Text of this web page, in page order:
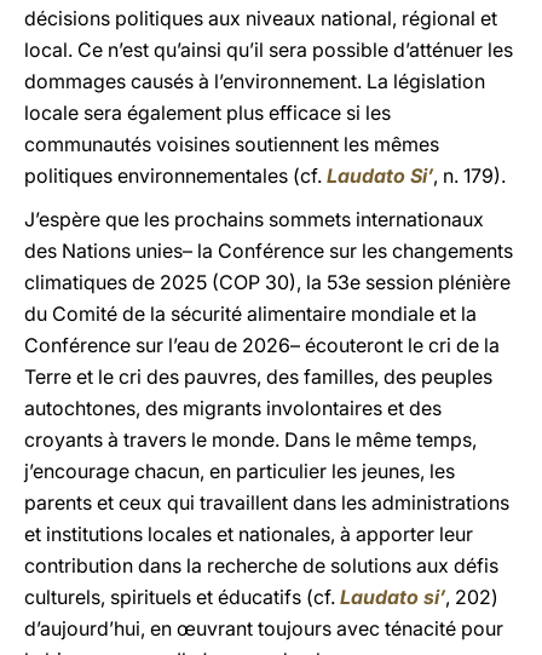
décisions politiques aux niveaux national, régional et
local. Ce n’est qu’ainsi qu’il sera possible d’atténuer les
dommages causés à l’environnement. La législation
locale sera également plus efficace si les
communautés voisines soutiennent les mêmes
politiques environnementales (cf. Laudato Si’, n. 179).
J’espère que les prochains sommets internationaux
des Nations unies– la Conférence sur les changements
climatiques de 2025 (COP 30), la 53e session plénière
du Comité de la sécurité alimentaire mondiale et la
Conférence sur l’eau de 2026– écouteront le cri de la
Terre et le cri des pauvres, des familles, des peuples
autochtones, des migrants involontaires et des
croyants à travers le monde. Dans le même temps,
j’encourage chacun, en particulier les jeunes, les
parents et ceux qui travaillent dans les administrations
et institutions locales et nationales, à apporter leur
contribution dans la recherche de solutions aux défis
culturels, spirituels et éducatifs (cf. Laudato si’, 202)
d’aujourd’hui, en œuvrant toujours avec ténacité pour